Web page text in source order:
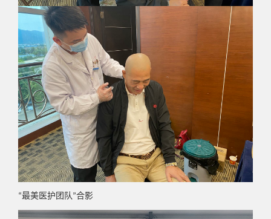
“最美医护团队”合影